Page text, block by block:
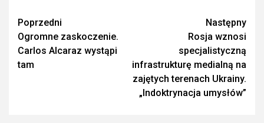
Zobacz
wpisy
Poprzedni
Ogromne zaskoczenie.
Carlos Alcaraz wystąpi
tam
Następny
Rosja wznosi
specjalistyczną
infrastrukturę medialną na
zajętych terenach Ukrainy.
„Indoktrynacja umysłów”